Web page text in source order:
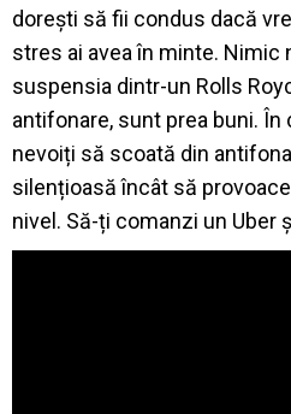
dorești să fii condus dacă
stres ai avea în minte. Nimic
suspensia dintr-un Rolls
antifonare, sunt prea buni.
nevoiți să scoată din
silențioasă încât să
nivel. Să-ți comanzi un Uber